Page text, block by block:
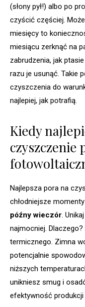
(słony pył!) albo po
czyścić częściej.
miesięcy to
miesiącu zerknąć na
zabrudzenia, jak
razu je usunąć. Takie
czyszczenia do
najlepiej, jak potrafią.
Kiedy
czyszczenie
Najlepsza pora na
chłodniejsze
późny wieczór.
najmocniej.
termicznego. Zimna
potencjalnie
niższych
unikniesz smug i
efektywność produkcji